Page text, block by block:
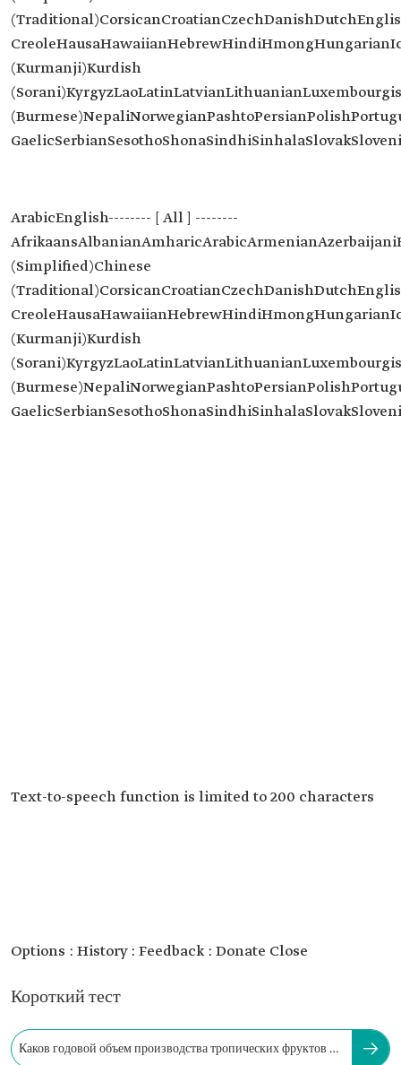
(Kurmanji)Kurdish
ArabicEnglish-------- [ All ] --------
(Simplified)Chinese
(Kurmanji)Kurdish
Text-to-speech function is limited to 200 characters
Options : History : Feedback : Donate Close
Короткий тест
Каков годовой объем производства тропических фруктов в